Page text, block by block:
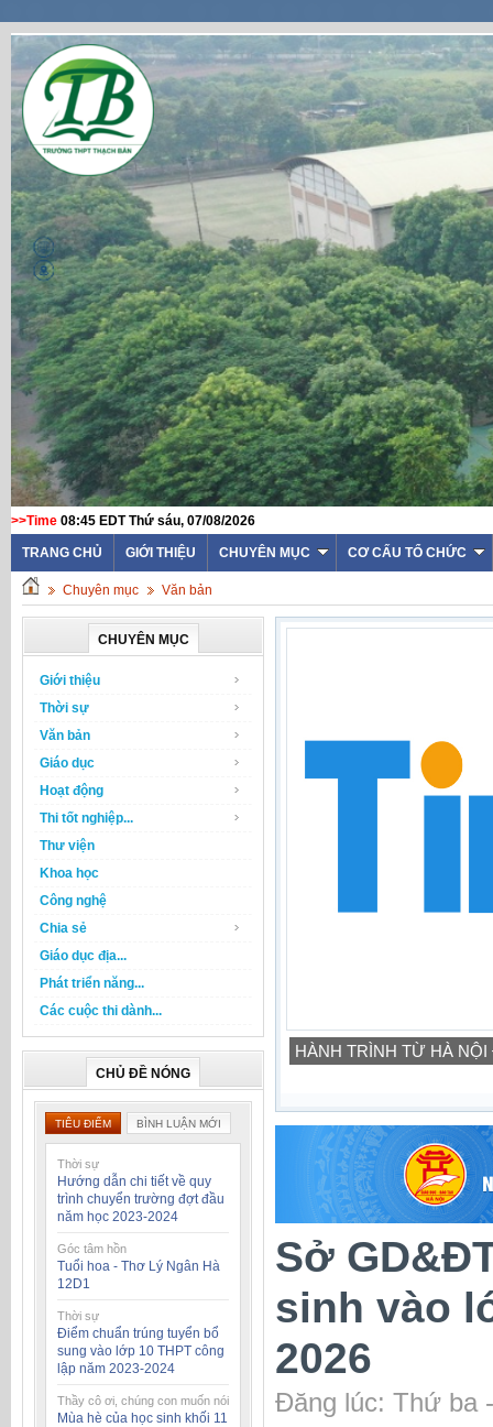
>>Time 08:45 EDT Thứ sáu, 07/08/2026
TRANG CHỦ GIỚI THIỆU CHUYÊN MỤC CƠ CẤU TỔ CHỨC
Chuyên mục Văn bản
CHUYÊN MỤC
Giới thiệu
Thời sự
Văn bản
Giáo dục
Hoạt động
Thi tốt nghiệp...
Thư viện
Khoa học
Công nghệ
Chia sẻ
Giáo dục địa...
Phát triển năng...
Các cuộc thi dành...
CHỦ ĐỀ NÓNG
TIÊU ĐIỂM BÌNH LUẬN MỚI
Thời sự
Hướng dẫn chi tiết về quy
trình chuyển trường đợt đầu
năm học 2023-2024
Góc tâm hồn
Tuổi hoa - Thơ Lý Ngân Hà
12D1
Thời sự
Điểm chuẩn trúng tuyển bổ
sung vào lớp 10 THPT công
lập năm 2023-2024
Thầy cô ơi, chúng con muốn nói
Mùa hè của học sinh khối 11
HÀNH TRÌNH TỪ HÀ
Sở
sinh vào
2026
Đăng lúc: Thứ ba